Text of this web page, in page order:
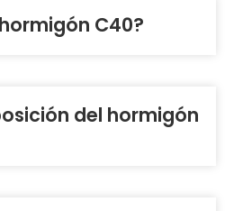
C40?
del hormigón